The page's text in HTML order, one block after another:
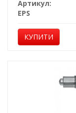
Артикул:
EPS
КУПИТИ